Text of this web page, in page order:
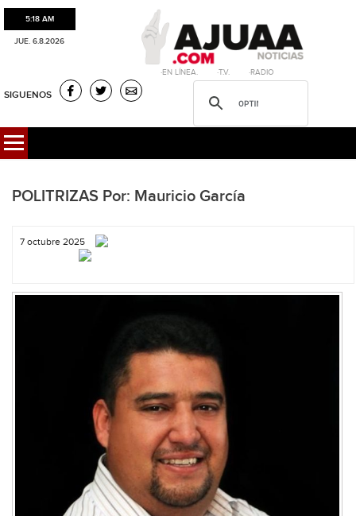
5:18 AM
JUE. 6.8.2026
·EN LÍNEA. ·T.V. ·RADIO
SIGUENOS
POLITRIZAS Por: Mauricio García
7 octubre 2025